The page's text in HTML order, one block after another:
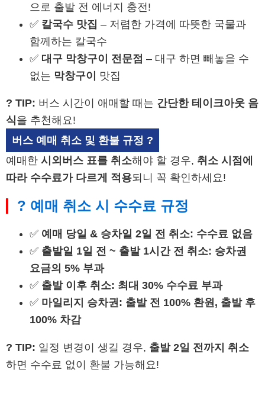
으로 출발 전 에너지 충전!
✅ 칼국수 맛집 – 저렴한 가격에 따뜻한 국물과
함께하는 칼국수
✅ 대구 막창구이 전문점 – 대구 하면 빼놓을 수
없는 막창구이 맛집
? TIP: 버스 시간이 애매할 때는 간단한 테이크아웃 음
식을 추천해요!
버스 예매 취소 및 환불 규정 ?
예매한 시외버스 표를 취소해야 할 경우, 취소 시점에
따라 수수료가 다르게 적용되니 꼭 확인하세요!
? 예매 취소 시 수수료 규정
✅ 예매 당일 & 승차일 2일 전 취소: 수수료 없음
✅ 출발일 1일 전 ~ 출발 1시간 전 취소: 승차권
요금의 5% 부과
✅ 출발 이후 취소: 최대 30% 수수료 부과
✅ 마일리지 승차권: 출발 전 100% 환원, 출발 후
100% 차감
? TIP: 일정 변경이 생길 경우, 출발 2일 전까지 취소
하면 수수료 없이 환불 가능해요!